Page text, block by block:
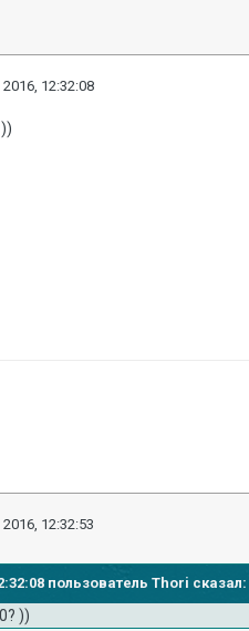
12:32:08
12:32:53
пользователь Thori сказал:
))